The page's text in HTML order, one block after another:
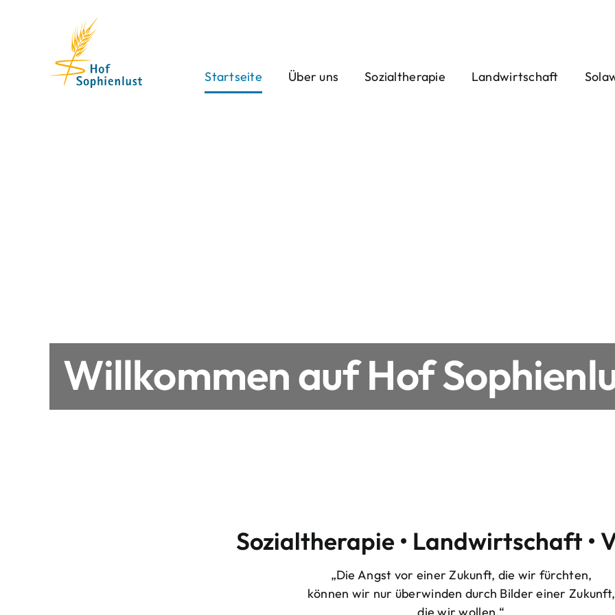
Startseite
Über uns Sozialtherapie Landwirtschaft
Willkommen auf Hof
Sozialtherapie • Landwirtschaft •
„Die Angst vor einer Zukunft, die wir fürchten,
können wir nur überwinden durch Bilder einer Zukunft,